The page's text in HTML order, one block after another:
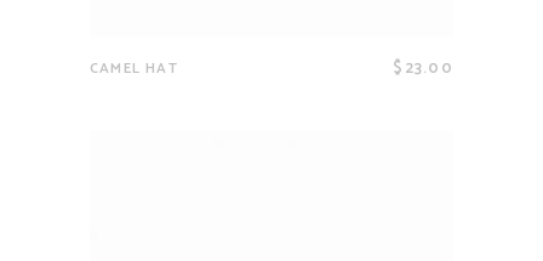
CAMEL HAT $23.00